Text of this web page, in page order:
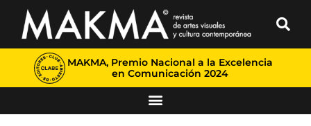
MAKMA, Premio Nacional a la Excelencia
en Comunicación 2024